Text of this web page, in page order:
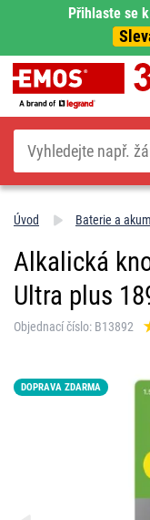
Přihlaste se
Hledat
Úvod Baterie a
Alkalická
Ultra plus
Objednací číslo: B13892
DOPRAVA ZDARMA